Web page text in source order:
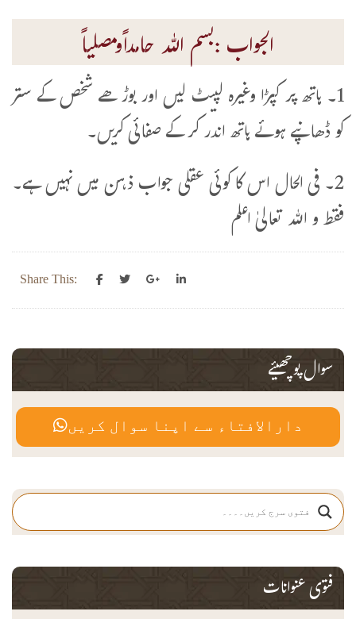
الجواب :بسم اللہ حامداًومصلیاً
1۔ ہاتھ پر کپڑا وغیرہ لپیٹ لیں اور بوڑھے شخص کے ستر
کو ڈھانپے ہوئے ہاتھ اندر کر کے صفائی کریں۔
2۔ فی الحال اس کا کوئی عقلی جواب ذہن میں نہیں ہے۔
فقط و اللہ تعالیٰ اعلم
Share This:
سوال پوچھیئے
دارالافتاء سے اپنا سوال کریں
فتوی عنوانات